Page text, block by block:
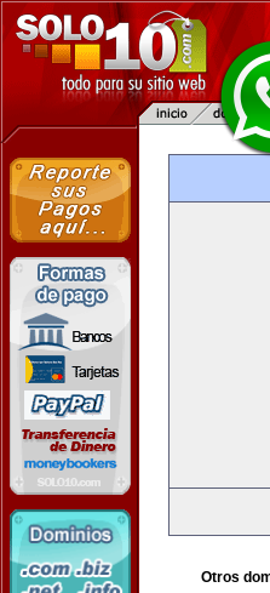
Otros